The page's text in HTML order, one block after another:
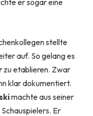
er sogar eine
stellte
auf. So gelang es
zu etablieren. Zwar
klar dokumentiert.
machte aus seiner
Er